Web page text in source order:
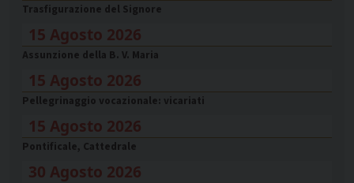
Trasfigurazione del Signore
15 Agosto 2026
Assunzione della B. V. Maria
15 Agosto 2026
Pellegrinaggio vocazionale: vicariati
15 Agosto 2026
Pontificale, Cattedrale
30 Agosto 2026